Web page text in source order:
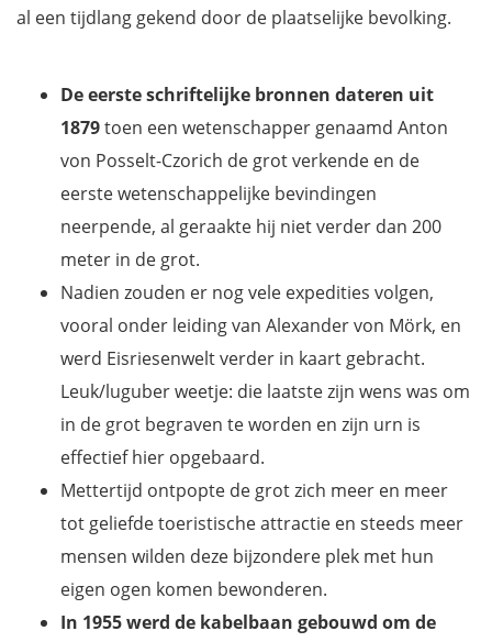
al een tijdlang gekend door de plaatselijke bevolking.
De eerste schriftelijke bronnen dateren uit
1879toen een wetenschapper genaamd Anton
von Posselt-Czorich de grot verkende en de
eerste wetenschappelijke bevindingen
neerpende, al geraakte hij niet verder dan 200
meter in de grot.
Nadien zouden er nog vele expedities volgen,
vooral onder leiding van Alexander von Mörk, en
werd Eisriesenwelt verder in kaart gebracht.
Leuk/luguber weetje: die laatste zijn wens was om
in de grot begraven te worden en zijn urn is
effectief hier opgebaard.
Mettertijd ontpopte de grot zich meer en meer
tot geliefde toeristische attractie en steeds meer
mensen wilden deze bijzondere plek met hun
eigen ogen komen bewonderen.
In 1955 werd de kabelbaan gebouwd om de